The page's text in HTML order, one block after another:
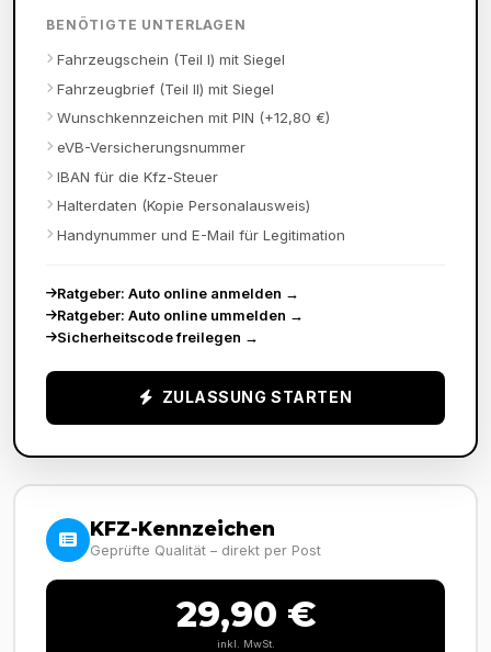
BENÖTIGTE UNTERLAGEN
Fahrzeugschein (Teil I) mit Siegel
Fahrzeugbrief (Teil II) mit Siegel
Wunschkennzeichen mit PIN (+12,80 €)
eVB-Versicherungsnummer
IBAN für die Kfz-Steuer
Halterdaten (Kopie Personalausweis)
Handynummer und E-Mail für Legitimation
Ratgeber: Auto online anmelden →
Ratgeber: Auto online ummelden →
Sicherheitscode freilegen →
ZULASSUNG STARTEN
KFZ-Kennzeichen
Geprüfte Qualität – direkt per Post
29,90 €
inkl. MwSt.